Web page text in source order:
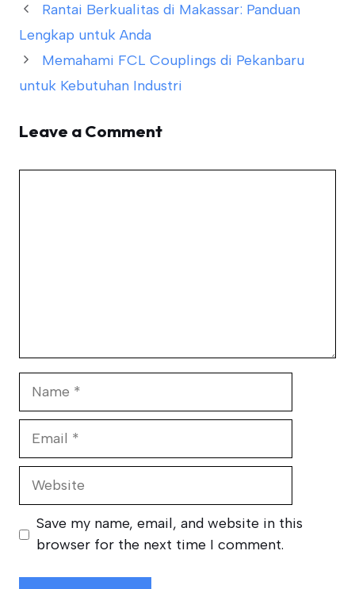
Rantai Berkualitas di Makassar: Panduan
Lengkap untuk Anda
Memahami FCL Couplings di Pekanbaru
untuk Kebutuhan Industri
Leave a Comment
Website
Save my name, email, and website in this
browser for the next time I comment.